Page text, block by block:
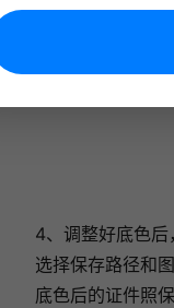
4、调整好底色后
选择保存路径和
底色后的证件照